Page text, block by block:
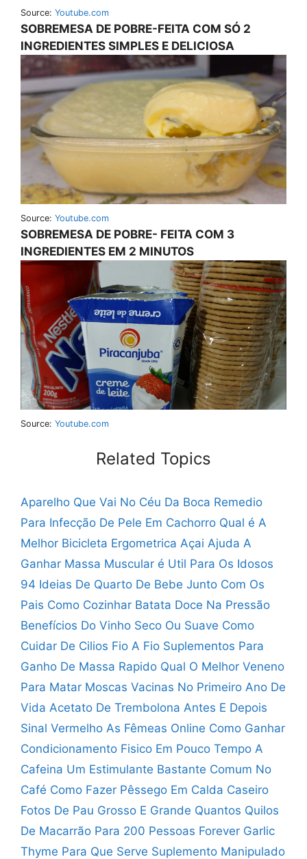
Source: Youtube.com
SOBREMESA DE POBRE-FEITA COM SÓ 2
INGREDIENTES SIMPLES E DELICIOSA
Source: Youtube.com
SOBREMESA DE POBRE- FEITA COM 3
INGREDIENTES EM 2 MINUTOS
Source: Youtube.com
Related Topics
Aparelho Que Vai No Céu Da Boca Remedio
Para Infecção De Pele Em Cachorro Qual é A
Melhor Bicicleta Ergometrica Açai Ajuda A
Ganhar Massa Muscular é Util Para Os Idosos
94 Ideias De Quarto De Bebe Junto Com Os
Pais Como Cozinhar Batata Doce Na Pressão
Benefícios Do Vinho Seco Ou Suave Como
Cuidar De Cilios Fio A Fio Suplementos Para
Ganho De Massa Rapido Qual O Melhor Veneno
Para Matar Moscas Vacinas No Primeiro Ano De
Vida Acetato De Trembolona Antes E Depois
Sinal Vermelho As Fêmeas Online Como Ganhar
Condicionamento Fisico Em Pouco Tempo A
Cafeina Um Estimulante Bastante Comum No
Café Como Fazer Pêssego Em Calda Caseiro
Fotos De Pau Grosso E Grande Quantos Quilos
De Macarrão Para 200 Pessoas Forever Garlic
Thyme Para Que Serve Suplemento Manipulado